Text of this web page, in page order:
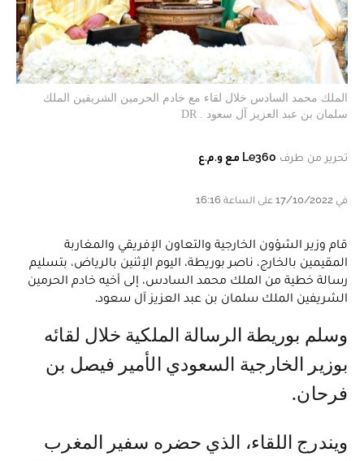
الملك محمد السادس خلال لقاء مع خادم الحرمين الشريفين الملك
سلمان بن عبد العزيز آل سعود . DR
تحرير من طرف Le360 مع و.م.ع
في 17/10/2022 على الساعة 16:16
قام وزير الشؤون الخارجية والتعاون الإفريقي والمغاربة
المقيمين بالخارج، ناصر بوريطة، اليوم الإثنين بالرياض، بتسليم
رسالة خطية من الملك محمد السادس، إلى أخيه خادم الحرمين
الشريفين الملك سلمان بن عبد العزيز آل سعود.
وسلم بوريطة الرسالة الملكية خلال لقائه
بوزير الخارجية السعودي الأمير فيصل بن
فرحان.
ويندرج اللقاء، الذي حضره سفير المغرب